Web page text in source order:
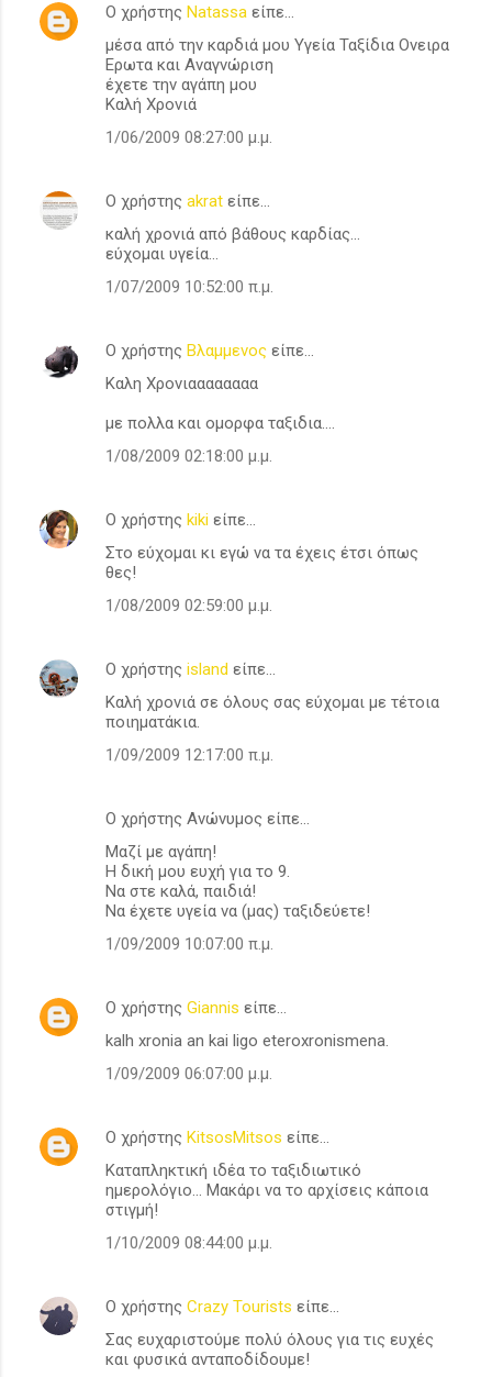
Ο χρήστης Natassa είπε…
μέσα από την καρδιά μου Υγεία Ταξίδια Ονειρα
Ερωτα και Αναγνώριση
έχετε την αγάπη μου
Καλή Χρονιά
1/06/2009 08:27:00 μ.μ.
Ο χρήστης akrat είπε…
καλή χρονιά από βάθους καρδίας...
εύχομαι υγεία...
1/07/2009 10:52:00 π.μ.
Ο χρήστης Βλαμμενος είπε…
Καλη Χρονιαααααααα
με πολλα και ομορφα ταξιδια....
1/08/2009 02:18:00 μ.μ.
Ο χρήστης kiki είπε…
Στο εύχομαι κι εγώ να τα έχεις έτσι όπως
θες!
1/08/2009 02:59:00 μ.μ.
Ο χρήστης island είπε…
Καλή χρονιά σε όλους σας εύχομαι με τέτοια
ποιηματάκια.
1/09/2009 12:17:00 π.μ.
Ο χρήστης Ανώνυμος είπε…
Μαζί με αγάπη!
Η δική μου ευχή για το 9.
Να στε καλά, παιδιά!
Να έχετε υγεία να (μας) ταξιδεύετε!
1/09/2009 10:07:00 π.μ.
Ο χρήστης Giannis είπε…
kalh xronia an kai ligo eteroxronismena.
1/09/2009 06:07:00 μ.μ.
Ο χρήστης KitsosMitsos είπε…
Καταπληκτική ιδέα το ταξιδιωτικό
ημερολόγιο... Μακάρι να το αρχίσεις κάποια
στιγμή!
1/10/2009 08:44:00 μ.μ.
Ο χρήστης Crazy Tourists είπε…
Σας ευχαριστούμε πολύ όλους για τις ευχές
και φυσικά ανταποδίδουμε!